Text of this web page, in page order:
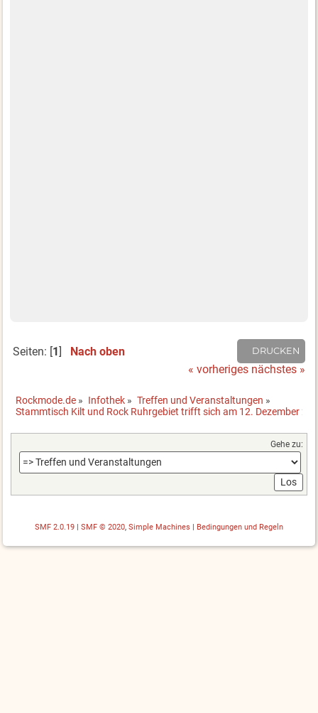
DRUCKEN
Seiten: [1]
Nach oben
« vorheriges nächstes »
Rockmode.de » Infothek » Treffen und Veranstaltungen »
Stammtisch Kilt und Rock Ruhrgebiet trifft sich am 12. Dezember
Gehe zu:
SMF 2.0.19 | SMF © 2020, Simple Machines | Bedingungen und Regeln